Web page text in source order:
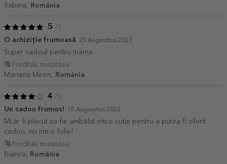
Sabina,
Románia
5 / 5
O achiziție frumoasă 25 Augusztus 2023
Super cadoul pentru mama.
Fordítás mutatása
Mariana Miron,
Románia
4 / 5
Un cadou frumos! 15 Augusztus 2023
Mi.ar fi placut sa fie ambalat intr.o cutie pentru a putea fi oferit
cadou, nu intr.o folie!
Fordítás mutatása
Bianca,
Románia